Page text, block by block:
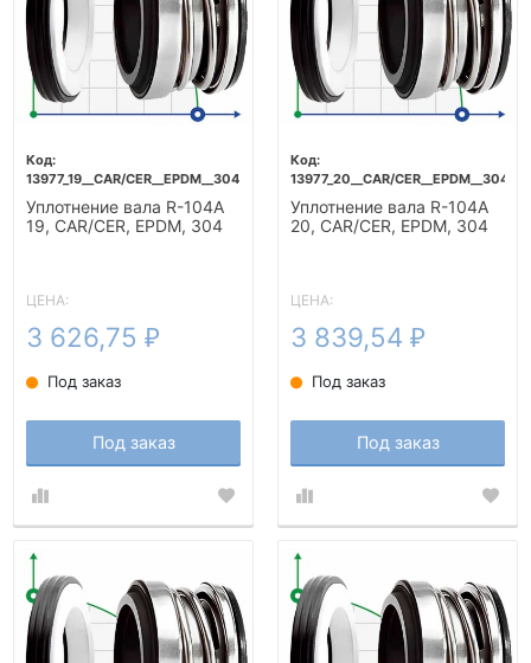
13977_19__CAR/CER__EPDM__304
Уплотнение вала R-104A
19, CAR/CER, EPDM, 304
ЦЕНА:
3 626,75 ₽
Под заказ
Под заказ
13977_20__CAR/CER__EPDM__304
Уплотнение вала R-104A
20, CAR/CER, EPDM, 304
ЦЕНА:
3 839,54 ₽
Под заказ
Под заказ